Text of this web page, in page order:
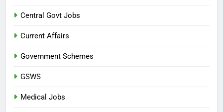
Central Govt Jobs
Current Affairs
Government Schemes
GSWS
Medical Jobs